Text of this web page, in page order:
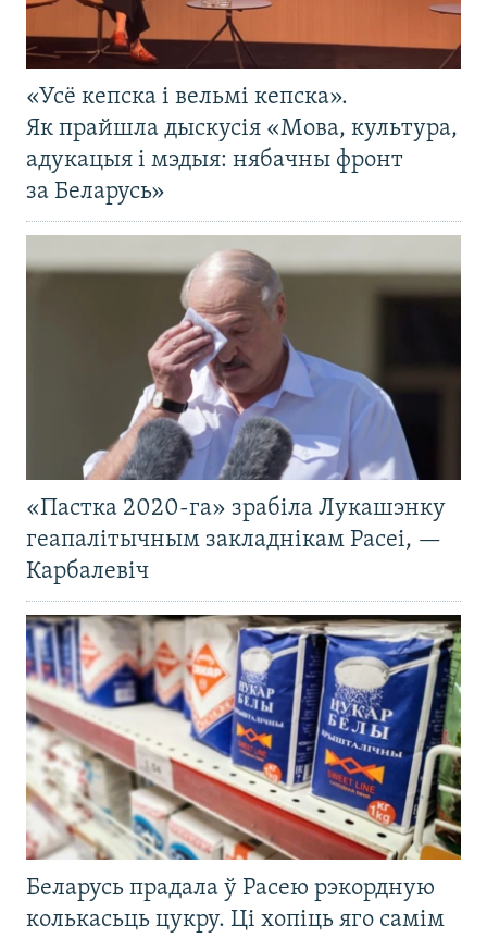
«Усё кепска і вельмі кепска».
Як прайшла дыскусія «Мова, культура,
адукацыя і мэдыя: нябачны фронт
за Беларусь»
«Пастка 2020-га» зрабіла Лукашэнку
геапалітычным закладнікам Расеі, —
Карбалевіч
Беларусь прадала ў Расею рэкордную
колькасьць цукру. Ці хопіць яго самім